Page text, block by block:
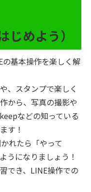
じめよう）
基本操作を楽しく解
、スタンプで楽しく
から、写真の撮影や
などの知っている
す！
れたら「やって
うになりましょう！
でき、LINE操作での